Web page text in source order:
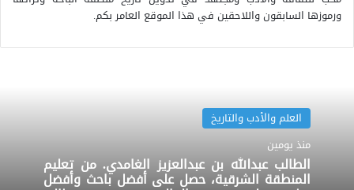
ورموزها السابقون واللاحقين في هذا الموقع العامر بكم.
العلم والأدب والتاريخ
منذ يومين
الطالب عبدالله بن عبدالعزيز الغامدي. من تعليم
المنطقة الشرقية، حصل على أفضل باحث وأفضل